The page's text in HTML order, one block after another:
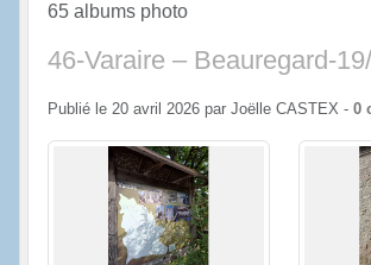
65 albums photo
46-Varaire – Beauregard-
Publié le 20 avril 2026 par Joëlle CASTEX - 0